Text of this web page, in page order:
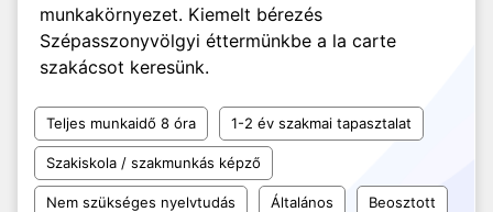
munkakörnyezet. Kiemelt bérezés
Szépasszonyvölgyi éttermünkbe a la carte
szakácsot keresünk.
Teljes munkaidő 8 óra 1-2 év szakmai tapasztalat
Szakiskola / szakmunkás képző
Nem szükséges nyelvtudás Általános Beosztott